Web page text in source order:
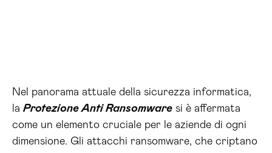
Nel panorama attuale della sicurezza informatica,
la Protezione Anti Ransomware si è affermata
come un elemento cruciale per le aziende di ogni
dimensione. Gli attacchi ransomware, che criptano